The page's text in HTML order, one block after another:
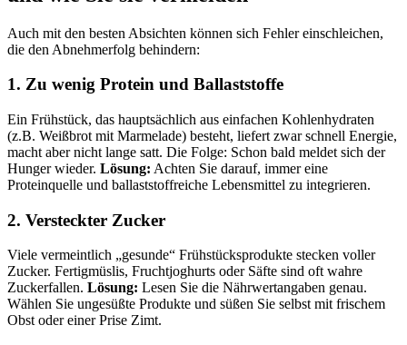
Auch mit den besten Absichten können sich Fehler einschleichen,
die den Abnehmerfolg behindern:
1. Zu wenig Protein und Ballaststoffe
Ein Frühstück, das hauptsächlich aus einfachen Kohlenhydraten
(z.B. Weißbrot mit Marmelade) besteht, liefert zwar schnell Energie,
macht aber nicht lange satt. Die Folge: Schon bald meldet sich der
Hunger wieder. Lösung: Achten Sie darauf, immer eine
Proteinquelle und ballaststoffreiche Lebensmittel zu integrieren.
2. Versteckter Zucker
Viele vermeintlich „gesunde“ Frühstücksprodukte stecken voller
Zucker. Fertigmüslis, Fruchtjoghurts oder Säfte sind oft wahre
Zuckerfallen. Lösung: Lesen Sie die Nährwertangaben genau.
Wählen Sie ungesüßte Produkte und süßen Sie selbst mit frischem
Obst oder einer Prise Zimt.